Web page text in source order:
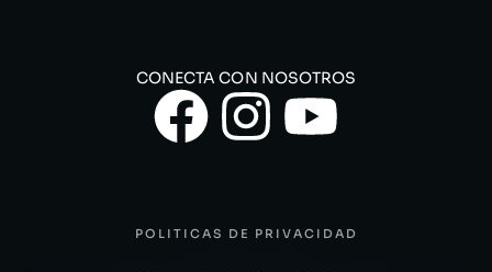
CONECTA CON NOSOTROS
POLITICAS DE PRIVACIDAD